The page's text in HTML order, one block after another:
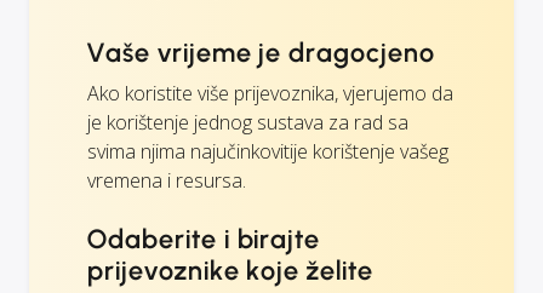
Vaše vrijeme je dragocjeno
Ako koristite više prijevoznika, vjerujemo da
je korištenje jednog sustava za rad sa
svima njima najučinkovitije korištenje vašeg
vremena i resursa.
Odaberite i birajte
prijevoznike koje želite